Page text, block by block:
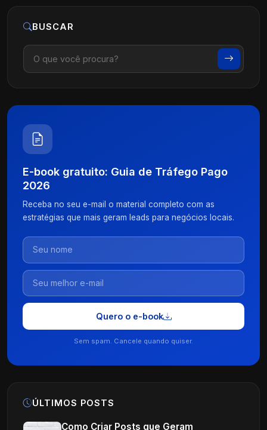
BUSCAR
E-book gratuito: Guia de Tráfego Pago
2026
Receba no seu e-mail o material completo com as
estratégias que mais geram leads para negócios locais.
Quero o e-book
Sem spam. Cancele quando quiser.
ÚLTIMOS POSTS
Como Criar Posts que Geram